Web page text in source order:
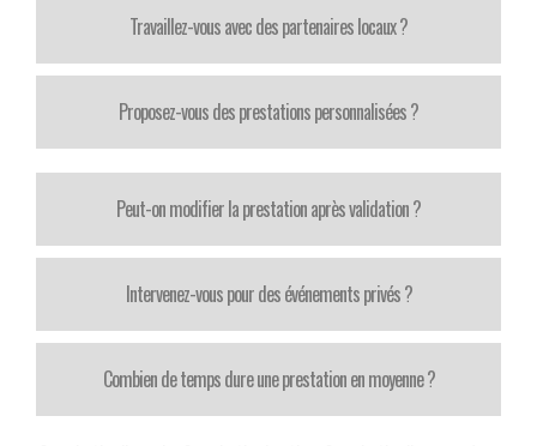
Travaillez-vous avec des partenaires locaux ?
Proposez-vous des prestations personnalisées ?
Peut-on modifier la prestation après validation ?
Intervenez-vous pour des événements privés ?
Combien de temps dure une prestation en moyenne ?